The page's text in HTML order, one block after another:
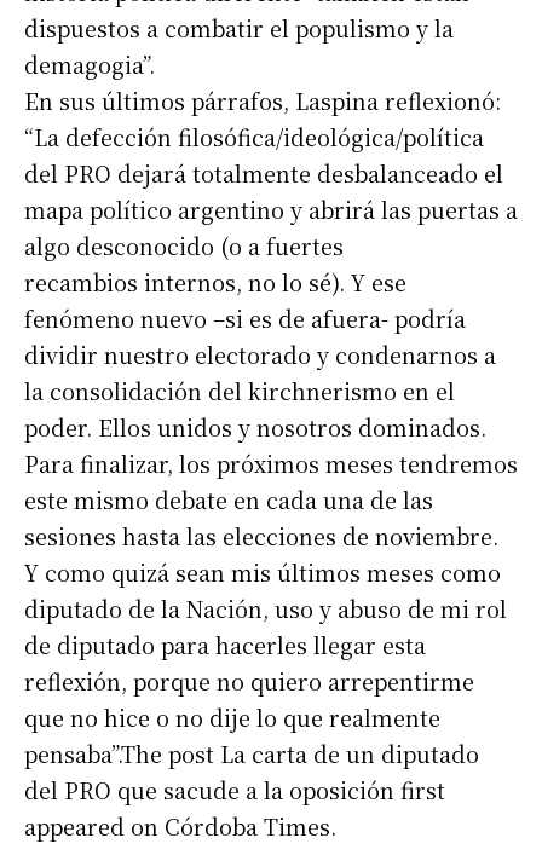
dispuestos a combatir el populismo y la
demagogia”.
En sus últimos párrafos, Laspina reflexionó:
“La defección filosófica/ideológica/política
del PRO dejará totalmente desbalanceado el
mapa político argentino y abrirá las puertas a
algo desconocido (o a fuertes
recambios internos, no lo sé). Y ese
fenómeno nuevo –si es de afuera- podría
dividir nuestro electorado y condenarnos a
la consolidación del kirchnerismo en el
poder. Ellos unidos y nosotros dominados.
Para finalizar, los próximos meses tendremos
este mismo debate en cada una de las
sesiones hasta las elecciones de noviembre.
Y como quizá sean mis últimos meses como
diputado de la Nación, uso y abuso de mi rol
de diputado para hacerles llegar esta
reflexión, porque no quiero arrepentirme
que no hice o no dije lo que realmente
pensaba”.The post La carta de un diputado
del PRO que sacude a la oposición first
appeared on Córdoba Times.